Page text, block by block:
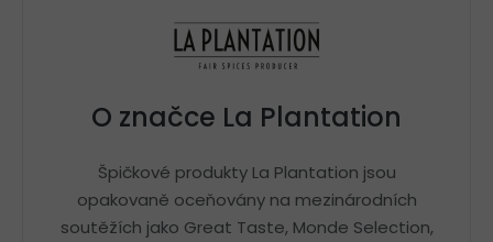
O značce La Plantation
Špičkové produkty La Plantation jsou
opakovaně oceňovány na mezinárodních
soutěžích jako Great Taste, Monde Selection,